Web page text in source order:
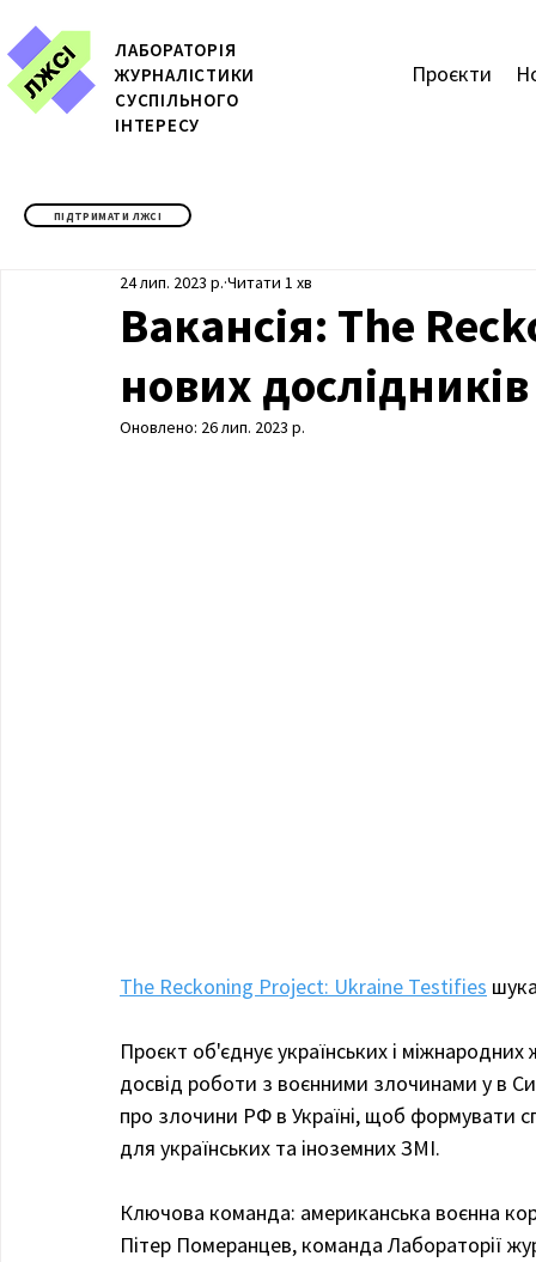
ЛАБОРАТОРІЯ
ЖУРНАЛІСТИКИ
СУСПІЛЬНОГО
ІНТЕРЕСУ
ПІДТРИМАТИ ЛЖСІ
Проєкти
Вакансія: The
нових
24 лип. 2023 р. Читати 1 хв
Оновлено: 26 лип. 2023 р.
The Reckoning Project: Ukraine Testifies
Проєкт об'єднує українських і міжнародних
досвід роботи з воєнними злочинами у в
про злочини РФ в Україні, щоб формувати
для українських та іноземних ЗМІ.
Ключова команда: американська воєнна
Пітер Померанцев, команда Лабораторії